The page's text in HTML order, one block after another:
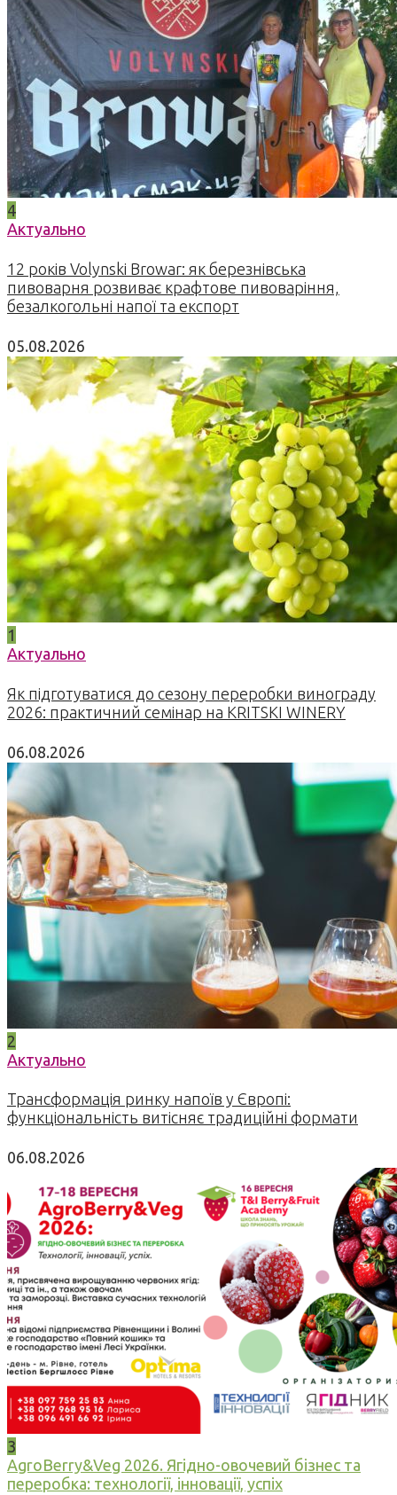
4
Актуально
12 років Volynski Browar: як березнівська
пивоварня розвиває крафтове пивоваріння,
безалкогольні напої та експорт
05.08.2026
1
Актуально
Як підготуватися до сезону переробки винограду
2026: практичний семінар на KRITSKI WINERY
06.08.2026
2
Актуально
Трансформація ринку напоїв у Європі:
функціональність витісняє традиційні формати
06.08.2026
3
AgroBerry&Veg 2026. Ягідно-овочевий бізнес та
переробка: технології, інновації, успіх